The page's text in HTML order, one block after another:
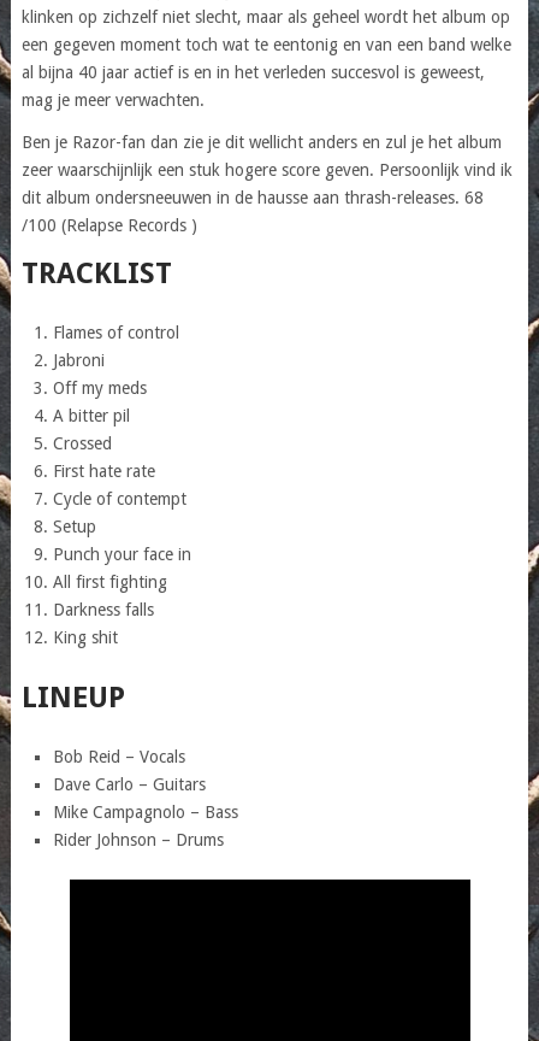
klinken op zichzelf niet slecht, maar als geheel wordt het album op
een gegeven moment toch wat te eentonig en van een band welke
al bijna 40 jaar actief is en in het verleden succesvol is geweest,
mag je meer verwachten.
Ben je Razor-fan dan zie je dit wellicht anders en zul je het album
zeer waarschijnlijk een stuk hogere score geven. Persoonlijk vind ik
dit album ondersneeuwen in de hausse aan thrash-releases. 68
/100 (Relapse Records )
TRACKLIST
Flames of control
Jabroni
Off my meds
A bitter pil
Crossed
First hate rate
Cycle of contempt
Setup
Punch your face in
All first fighting
Darkness falls
King shit
LINEUP
Bob Reid – Vocals
Dave Carlo – Guitars
Mike Campagnolo – Bass
Rider Johnson – Drums